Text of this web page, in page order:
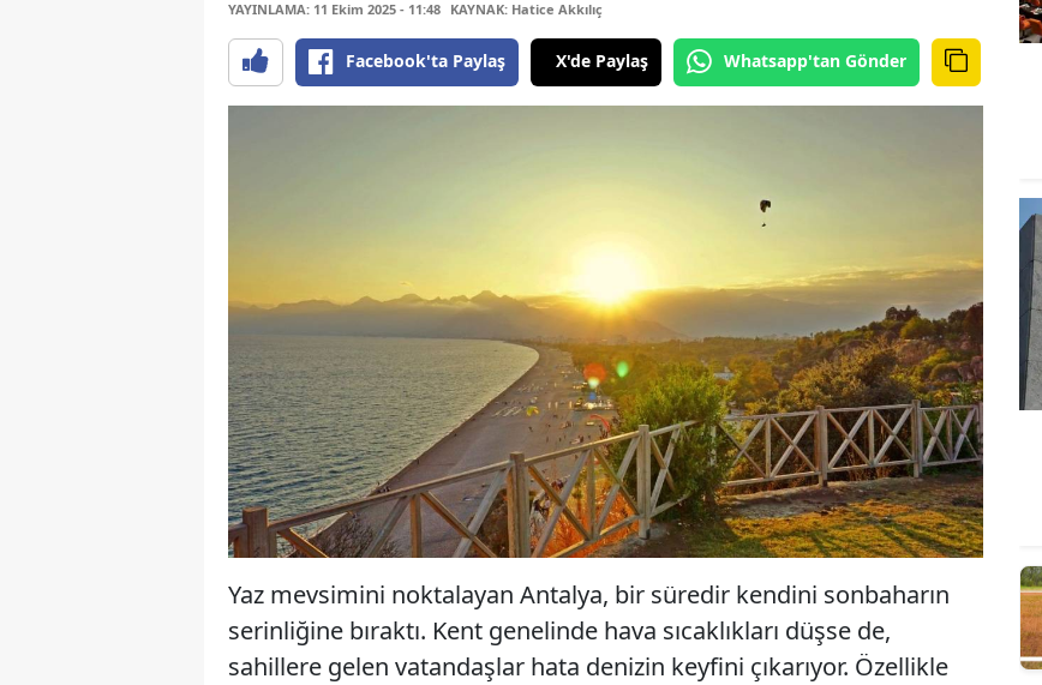
YAYINLAMA: 11 Ekim 2025 - 11:48 KAYNAK: Hatice Akkılıç
Facebook'ta Paylaş X'de Paylaş Whatsapp'tan Gönder
Yaz mevsimini noktalayan Antalya, bir süredir kendini sonbaharın
serinliğine bıraktı. Kent genelinde hava sıcaklıkları düşse de,
sahillere gelen vatandaşlar hata denizin keyfini çıkarıyor. Özellikle